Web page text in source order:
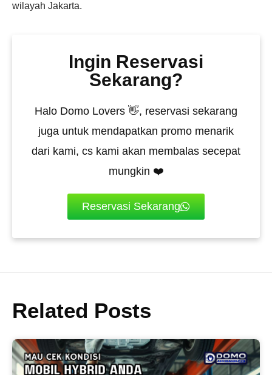
wilayah Jakarta.
Ingin Reservasi
Sekarang?
Halo Domo Lovers 👋, reservasi sekarang
juga untuk mendapatkan promo menarik
dari kami, cs kami akan membalas secepat
mungkin ❤️
Reservasi Sekarang
Related Posts